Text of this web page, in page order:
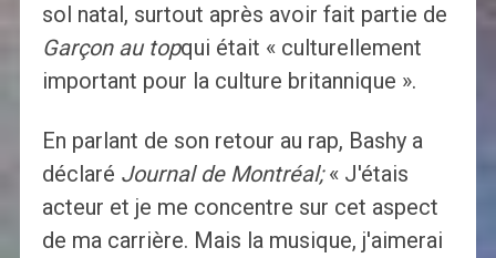
sol natal, surtout après avoir fait partie de
Garçon au topqui était « culturellement
important pour la culture britannique ».
En parlant de son retour au rap, Bashy a
déclaré Journal de Montréal;« J'étais
acteur et je me concentre sur cet aspect
de ma carrière. Mais la musique, j'aimerai